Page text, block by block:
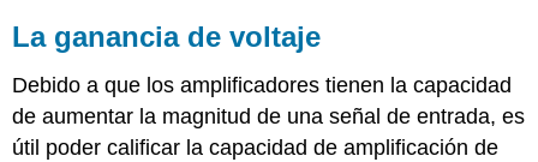
de
voltaje
calcular
la
La ganancia de voltaje
Debido a que los amplificadores tienen la capacidad
de aumentar la magnitud de una señal de entrada, es
útil poder calificar la capacidad de amplificación de